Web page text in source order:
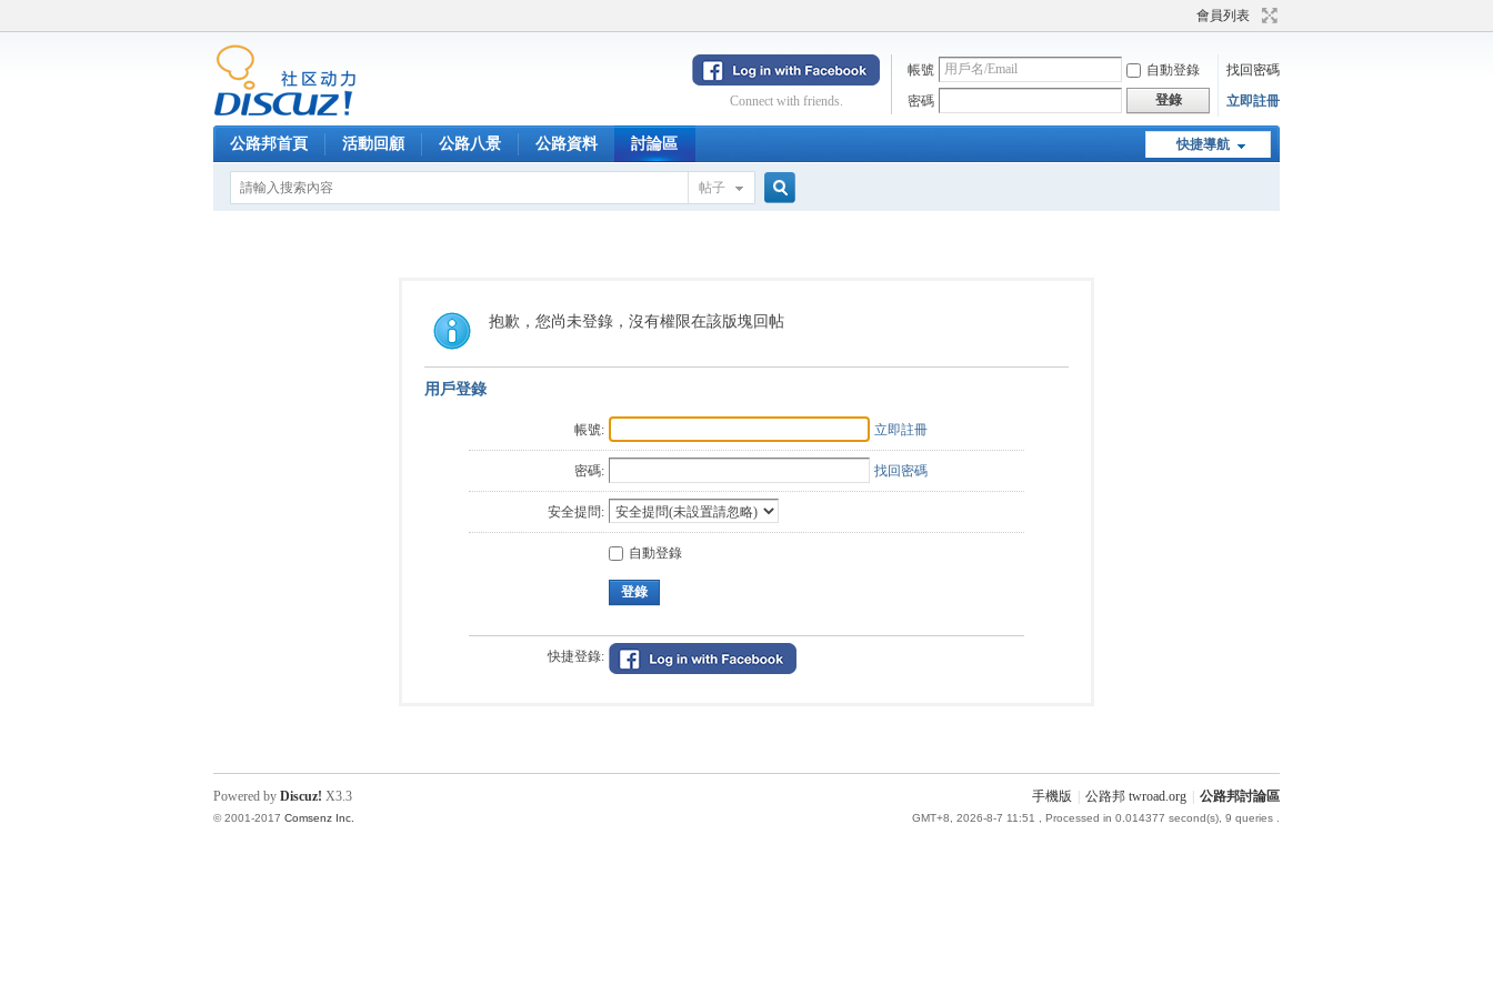
會員列表
帳號 自動登錄
找回密碼
密碼
登錄 立即註冊
Connect with friends.
快捷導航
公路邦首頁 活動回顧 公路八景 公路資料 討論區
帖子
索
抱歉，您尚未登錄，沒有權限在該版塊回帖
用戶登錄
帳號: 立即註冊
密碼: 找回密碼
安全提問:
自動登錄
登錄
快捷登錄:
手機版 公路邦 twroad.org 公路邦討論區
GMT+8, 2026-8-7 11:51 , Processed in 0.014377 second(s), 9 queries .
Powered by Discuz! X3.3
© 2001-2017 Comsenz Inc.